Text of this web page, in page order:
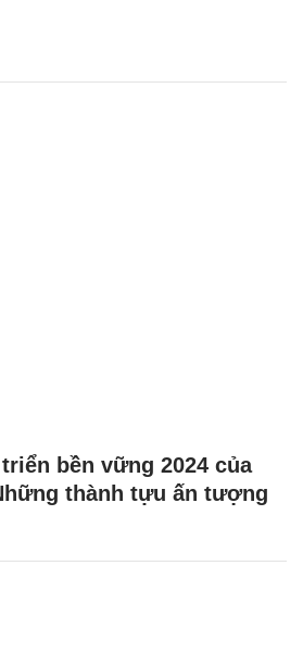
bền vững 2024 của
thành tựu ấn tượng